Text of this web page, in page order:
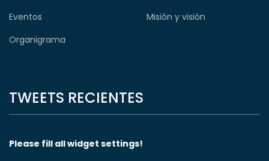
Eventos
Misión y visión
Organigrama
TWEETS RECIENTES
Please fill all widget settings!